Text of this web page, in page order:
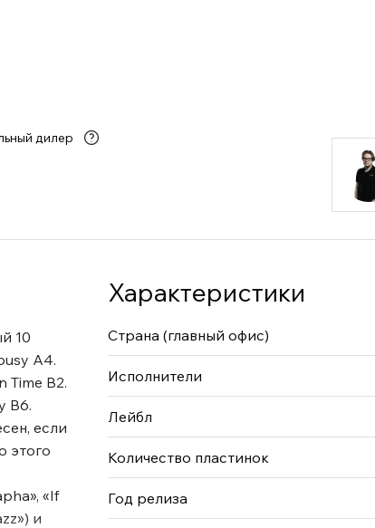
дилер
10
A4.
Time B2.
B6.
если
этого
«If
и
Характеристики
Страна (главный офис)
Исполнители
Лейбл
Количество пластинок
Год релиза